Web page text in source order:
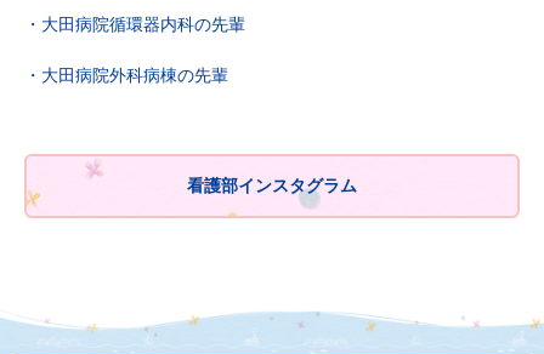
・大田病院循環器内科の先輩
・大田病院外科病棟の先輩
看護部インスタグラム